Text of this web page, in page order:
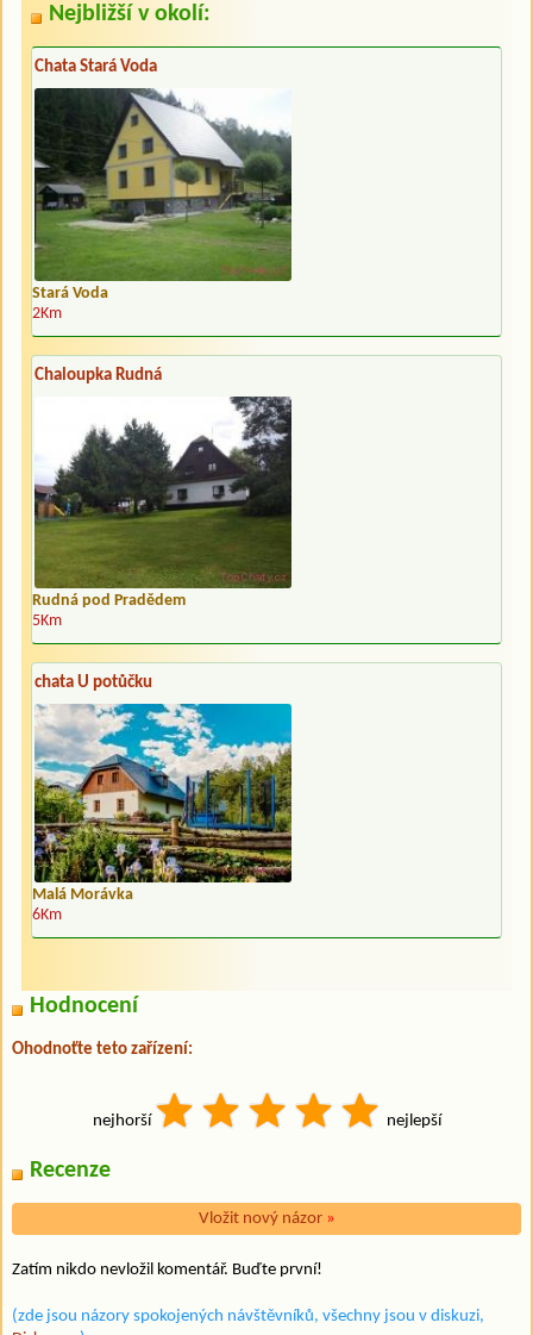
Nejbližší v okolí:
Chata Stará Voda
Stará Voda
2Km
Chaloupka Rudná
Rudná pod Pradědem
5Km
chata U potůčku
Malá Morávka
6Km
Hodnocení
Ohodnoťte teto zařízení:
nejhorší nejlepší
Recenze
Vložit nový názor »
Zatím nikdo nevložil komentář. Buďte první!
(zde jsou názory spokojených návštěvníků, všechny jsou v diskuzi,